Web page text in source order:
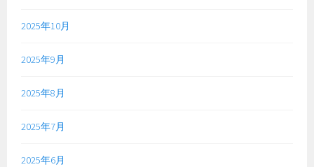
2025年10月
2025年9月
2025年8月
2025年7月
2025年6月